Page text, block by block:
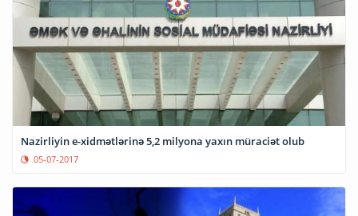
Nazirliyin e-xidmətlərinə 5,2 milyona yaxın müraciət olub
05-07-2017